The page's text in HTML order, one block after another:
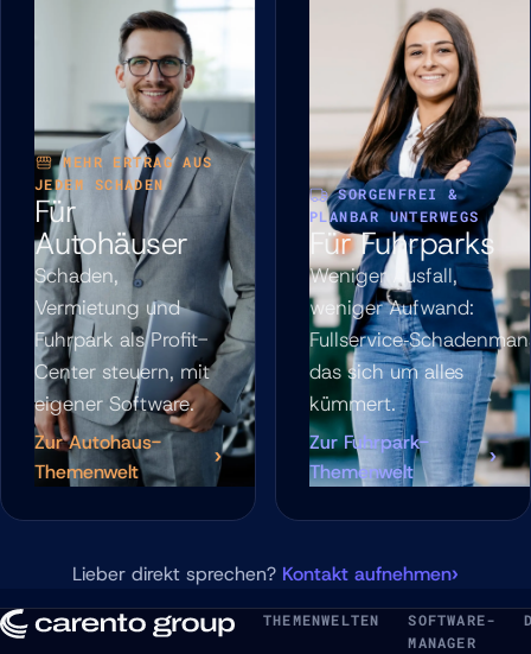
MEHR ERTRAG AUS
JEDEM SCHADEN
Für
Autohäuser
Schaden,
Vermietung und
Fuhrpark als Profit-
Center steuern, mit
eigener Software.
Zur Autohaus-
Themenwelt
SORGENFREI &
PLANBAR UNTERWEGS
Für Fuhrparks
Weniger Ausfall,
weniger Aufwand:
das sich um alles
kümmert.
Zur Fuhrpark-
Themenwelt
Lieber direkt sprechen? Kontakt aufnehmen
THEMENWELTEN
SOFTWARE-
MANAGER